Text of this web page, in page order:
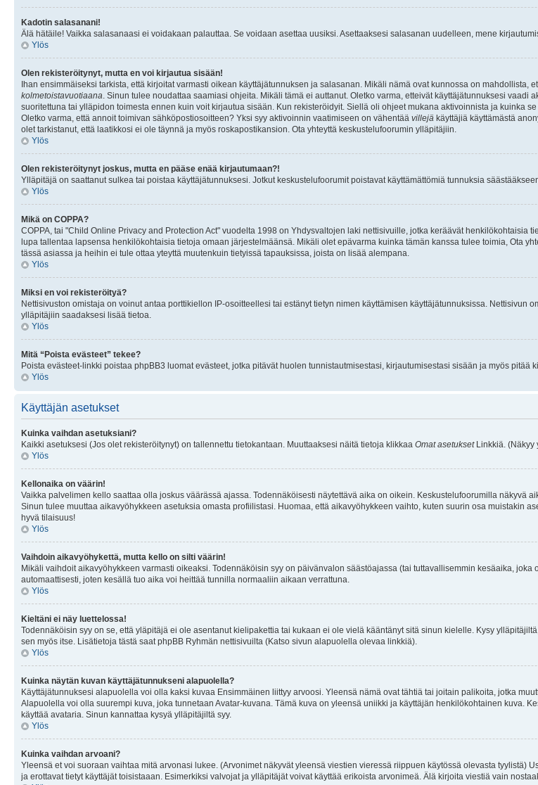
Kadotin salasanani!
Älä hätäile! Vaikka salasanaasi ei voidakaan palauttaa. Se voidaan asettaa uusiksi. Asettaaksesi salasanan uudelleen, mene
Ylös
Olen rekisteröitynyt, mutta en voi kirjautua sisään!
Ihan ensimmäiseksi tarkista, että kirjoitat varmasti oikean käyttäjätunnuksen ja salasanan. Mikäli nämä ovat kunnossa on mahdollista,
kolmetoistavuotiaana . Sinun tulee noudattaa saamiasi ohjeita. Mikäli tämä ei auttanut. Oletko varma, etteivät käyttäjätunnuksesi
suoritettuna tai ylläpidon toimesta ennen kuin voit kirjautua sisään. Kun rekisteröidyit. Siellä oli ohjeet mukana aktivoinnista ja kuinka
Oletko varma, että annoit toimivan sähköpostiosoitteen? Yksi syy aktivoinnin vaatimiseen on vähentää villejä käyttäjiä käyttämästä
olet tarkistanut, että laatikkosi ei ole täynnä ja myös roskapostikansion. Ota yhteyttä keskustelufoorumin ylläpitäjiin.
Ylös
Olen rekisteröitynyt joskus, mutta en pääse enää kirjautumaan?!
Ylläpitäjä on saattanut sulkea tai poistaa käyttäjätunnuksesi. Jotkut keskustelufoorumit poistavat käyttämättömiä tunnuksia
Ylös
Mikä on COPPA?
COPPA, tai "Child Online Privacy and Protection Act" vuodelta 1998 on Yhdysvaltojen laki nettisivuille, jotka keräävät
lupa tallentaa lapsensa henkilökohtaisia tietoja omaan järjestelmäänsä. Mikäli olet epävarma kuinka tämän kanssa tulee toimia, Ota
tässä asiassa ja heihin ei tule ottaa yteyttä muutenkuin tietyissä tapauksissa, joista on lisää alempana.
Ylös
Miksi en voi rekisteröityä?
Nettisivuston omistaja on voinut antaa porttikiellon IP-osoitteellesi tai estänyt tietyn nimen käyttämisen käyttäjätunnuksissa. Nettisivun
ylläpitäjiin saadaksesi lisää tietoa.
Ylös
Mitä “Poista evästeet” tekee?
Poista evästeet-linkki poistaa phpBB3 luomat evästeet, jotka pitävät huolen tunnistautmisestasi, kirjautumisestasi sisään ja myös pitää
Ylös
Käyttäjän asetukset
Kuinka vaihdan asetuksiani?
Kaikki asetuksesi (Jos olet rekisteröitynyt) on tallennettu tietokantaan. Muuttaaksesi näitä tietoja klikkaa Omat asetuksetLinkkiä. (Näkyy
Ylös
Kellonaika on väärin!
Vaikka palvelimen kello saattaa olla joskus väärässä ajassa. Todennäköisesti näytettävä aika on oikein. Keskustelufoorumilla näkyvä
Sinun tulee muuttaa aikavyöhykkeen asetuksia omasta profiilistasi. Huomaa, että aikavyöhykkeen vaihto, kuten suurin osa muistakin
hyvä tilaisuus!
Ylös
Vaihdoin aikavyöhykettä, mutta kello on silti väärin!
Mikäli vaihdoit aikavyöhykkeen varmasti oikeaksi. Todennäköisin syy on päivänvalon säästöajassa (tai tuttavallisemmin kesäaika,
automaattisesti, joten kesällä tuo aika voi heittää tunnilla normaaliin aikaan verrattuna.
Ylös
Kieltäni ei näy luettelossa!
Todennäköisin syy on se, että yläpitäjä ei ole asentanut kielipakettia tai kukaan ei ole vielä kääntänyt sitä sinun kielelle. Kysy
sen myös itse. Lisätietoja tästä saat phpBB Ryhmän nettisivuilta (Katso sivun alapuolella olevaa linkkiä).
Ylös
Kuinka näytän kuvan käyttäjätunnukseni alapuolella?
Käyttäjätunnuksesi alapuolella voi olla kaksi kuvaa Ensimmäinen liittyy arvoosi. Yleensä nämä ovat tähtiä tai joitain palikoita, jotka
Alapuolella voi olla suurempi kuva, joka tunnetaan Avatar-kuvana. Tämä kuva on yleensä uniikki ja käyttäjän henkilökohtainen kuva.
käyttää avataria. Sinun kannattaa kysyä ylläpitäjiltä syy.
Ylös
Kuinka vaihdan arvoani?
Yleensä et voi suoraan vaihtaa mitä arvonasi lukee. (Arvonimet näkyvät yleensä viestien vieressä riippuen käytössä olevasta tyylistä)
ja erottavat tietyt käyttäjät toisistaaan. Esimerkiksi valvojat ja ylläpitäjät voivat käyttää erikoista arvonimeä. Älä kirjoita viestiä vain